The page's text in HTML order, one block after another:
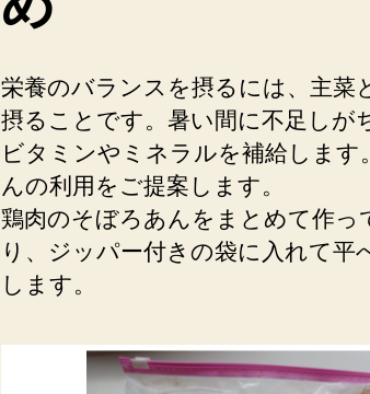
栄養のバランスを摂るには、主菜
摂ることです。暑い間に不足しが
ビタミンやミネラルを補給しま
んの利用をご提案します。
鶏肉のそぼろあんをまとめて作っ
り、ジッパー付きの袋に入れて平
します。